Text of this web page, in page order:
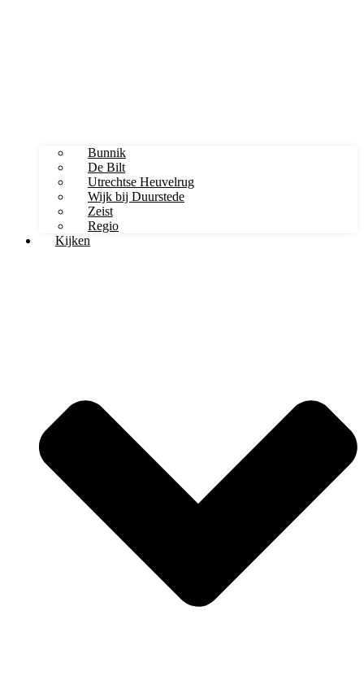
Bunnik
De Bilt
Utrechtse Heuvelrug
Wijk bij Duurstede
Zeist
Regio
Kijken